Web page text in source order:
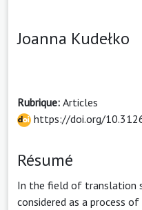
Joanna Kudełko
Rubrique: Articles
https://doi.org/
Résumé
In the field of translation
considered as a process